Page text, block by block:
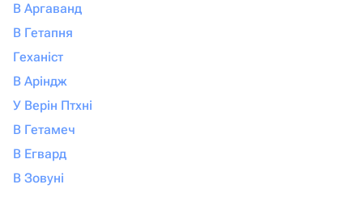
В Аргаванд
В Гетапня
Геханіст
В Аріндж
У Верін Птхні
В Гетамеч
В Егвард
В Зовуні